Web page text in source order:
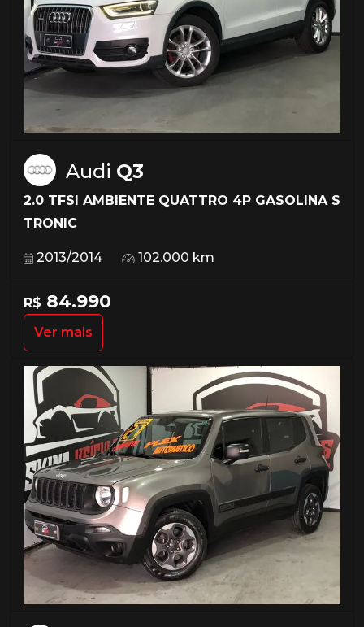
Audi Q3
2.0 TFSI AMBIENTE QUATTRO 4P GASOLINA S
TRONIC
2013/2014 102.000 km
R$ 84.990
Ver mais